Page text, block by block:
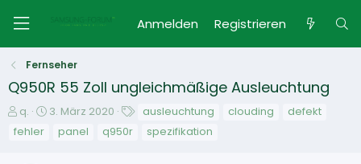
Anmelden Registrieren
Fernseher
Q950R 55 Zoll ungleichmäßige Ausleuchtung
E
q.
E
3. März 2020 ausleuchtung clouding
defekt
fehler
panel q950r spezifikation